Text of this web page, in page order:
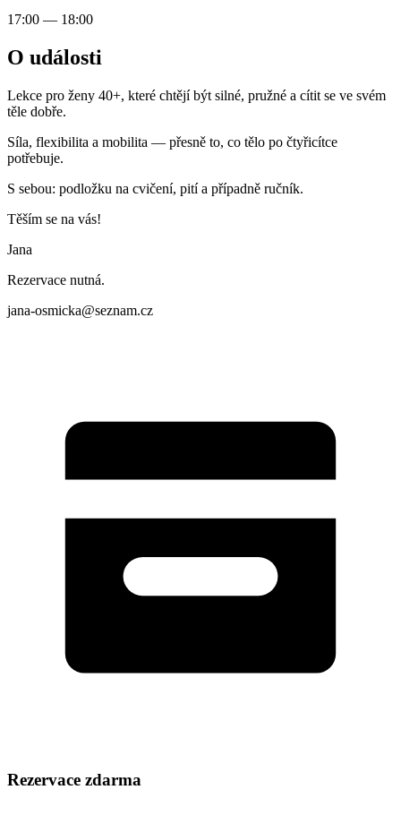
17:00 — 18:00
O události
Lekce pro ženy 40+, které chtějí být silné, pružné a cítit se ve svém
těle dobře.
Síla, flexibilita a mobilita — přesně to, co tělo po čtyřicítce
potřebuje.
S sebou: podložku na cvičení, pití a případně ručník.
Těším se na vás!
Jana
Rezervace nutná.
jana-osmicka@seznam.cz
Rezervace zdarma